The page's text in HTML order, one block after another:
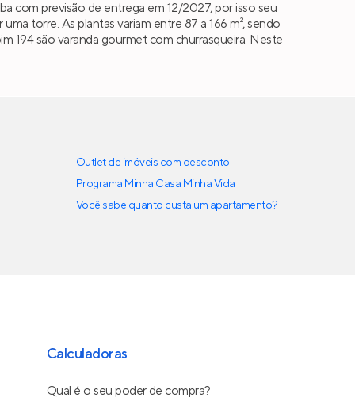
com previsão de entrega em 12/2027, por isso seu
torre. As plantas variam entre 87 a 166 m², sendo
194 são varanda gourmet com churrasqueira. Neste
Outlet de imóveis com desconto
Programa Minha Casa Minha Vida
Você sabe quanto custa um apartamento?
Calculadoras
Qual é o seu poder de compra?